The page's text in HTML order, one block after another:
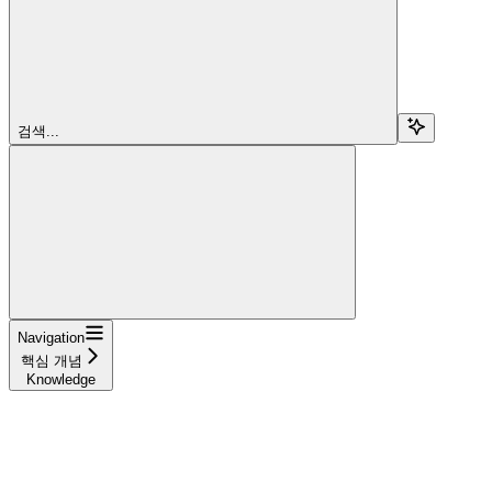
검색...
Navigation
핵심 개념
Knowledge